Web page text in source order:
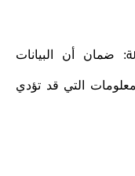
: ضمان أن البيانات
التي قد تؤدي